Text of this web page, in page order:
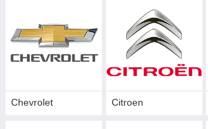
Chevrolet Citroen